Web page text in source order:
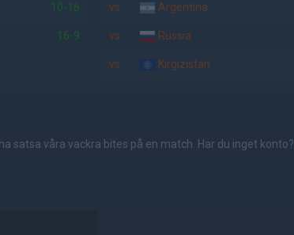
10-16
16-9
vs. Argentina
vs. Russia
vs. Kirgizistan
satsa våra vackra bites på en match. Har du inget konto?